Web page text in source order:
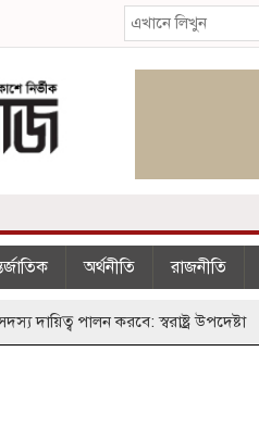
অর্থনীতি রাজনীতি
দায়িত্ব পালন করবে: স্বরাষ্ট্র উপদেষ্টা